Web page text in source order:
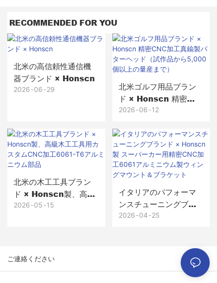
RECOMMENDED FOR YOU
北米の高信頼性通信機
器ブランド × Honscn
2026 06 29
北米ゴルフ用品ブラン
ド × Honscn 精密
CNC加工真鍮製パター
5,000個以上の量産ま
で）
2026 06 12
北米の木工工具ブラン
ド × Honscn製、高級
木工工具用カスタム
2026 05 15
イタリアのパフォーマ
ンスチューニングブラ
ンド × Honscn製 スー
ウィングマウント＆ブ
2026 04 25
ご連絡ください